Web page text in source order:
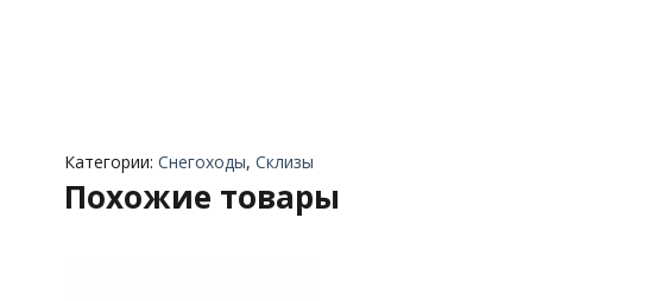
Категории: Снегоходы, Склизы
Похожие товары